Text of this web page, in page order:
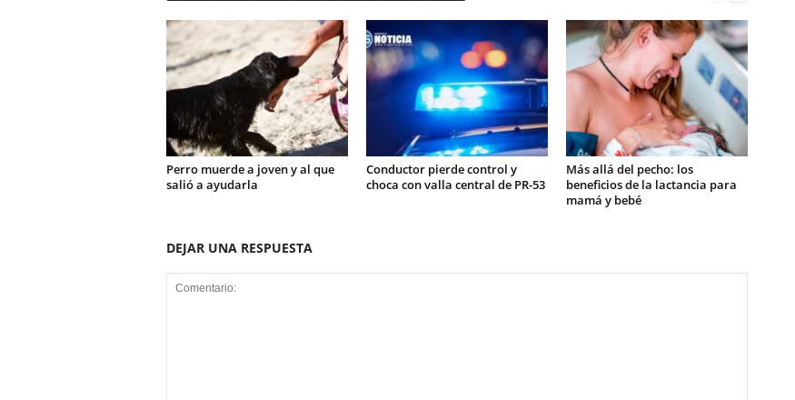
Perro muerde a joven y al que
salió a ayudarla
Conductor pierde control y
choca con valla central de PR-53
Más allá del pecho: los
beneficios de la lactancia para
mamá y bebé
DEJAR UNA RESPUESTA